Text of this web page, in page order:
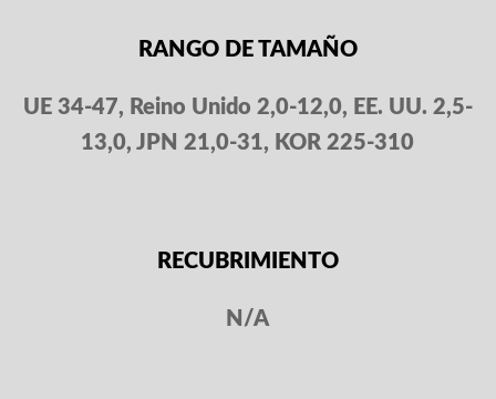
RANGO DE TAMAÑO
UE 34-47, Reino Unido 2,0-12,0, EE. UU. 2,5-
13,0, JPN 21,0-31, KOR 225-310
RECUBRIMIENTO
N/A